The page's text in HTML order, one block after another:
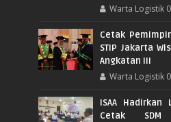
Warta Logistik
Cetak
STIP Jakarta
Angkatan III
Warta Logistik
ISAA Hadirkan
Cetak SDM